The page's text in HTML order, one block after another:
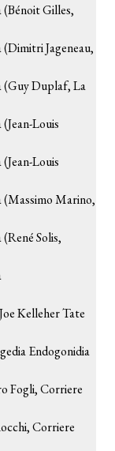
(Bénoit Gilles,
Jageneau,
(Guy Duplaf, La
Louis
Louis
(Massimo Marino,
Solis,
Kelleher Tate
Endogonidia
Fogli, Corriere
Corriere